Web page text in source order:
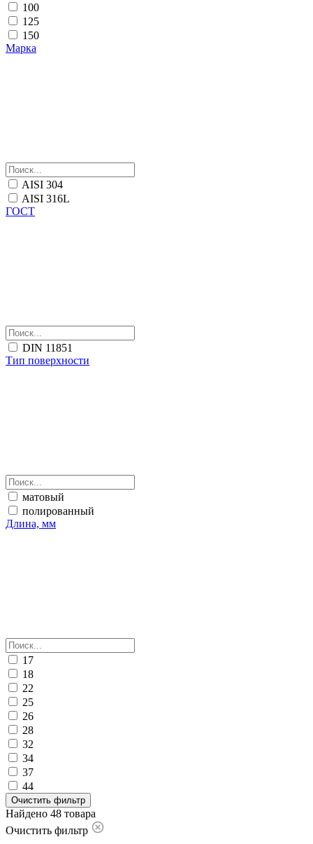
100
125
150
Марка
AISI 304
AISI 316L
ГОСТ
DIN 11851
Тип поверхности
матовый
полированный
Длина, мм
17
18
22
25
26
28
32
34
37
44
Очистить фильтр
Найдено 48 товара
Очистить фильтр